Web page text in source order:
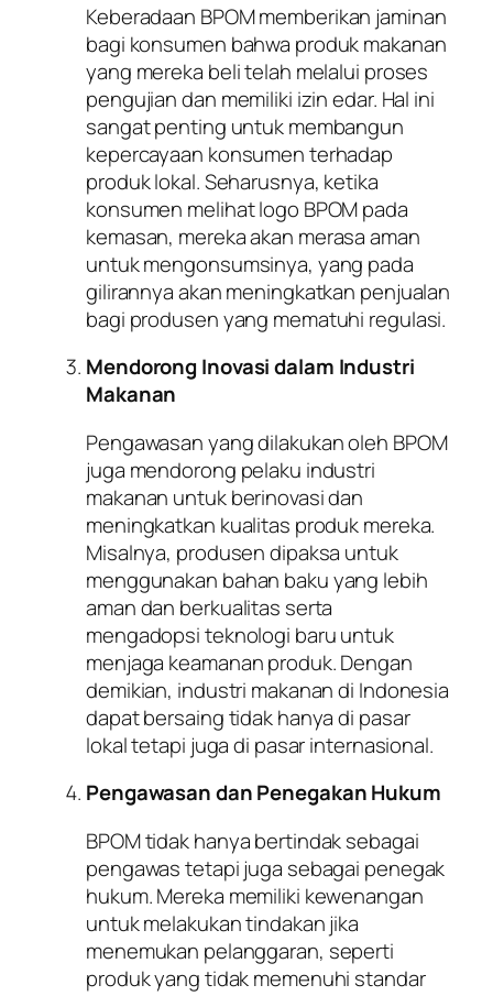
Keberadaan BPOM memberikan jaminan
bagi konsumen bahwa produk makanan
yang mereka beli telah melalui proses
pengujian dan memiliki izin edar. Hal ini
sangat penting untuk membangun
kepercayaan konsumen terhadap
produk lokal. Seharusnya, ketika
konsumen melihat logo BPOM pada
kemasan, mereka akan merasa aman
untuk mengonsumsinya, yang pada
gilirannya akan meningkatkan penjualan
bagi produsen yang mematuhi regulasi.
Mendorong Inovasi dalam Industri
Makanan
Pengawasan yang dilakukan oleh BPOM
juga mendorong pelaku industri
makanan untuk berinovasi dan
meningkatkan kualitas produk mereka.
Misalnya, produsen dipaksa untuk
menggunakan bahan baku yang lebih
aman dan berkualitas serta
mengadopsi teknologi baru untuk
menjaga keamanan produk. Dengan
demikian, industri makanan di Indonesia
dapat bersaing tidak hanya di pasar
lokal tetapi juga di pasar internasional.
Pengawasan dan Penegakan Hukum
BPOM tidak hanya bertindak sebagai
pengawas tetapi juga sebagai penegak
hukum. Mereka memiliki kewenangan
untuk melakukan tindakan jika
menemukan pelanggaran, seperti
produk yang tidak memenuhi standar